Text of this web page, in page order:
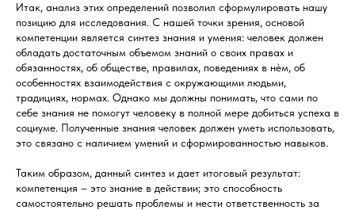
Итак, анализ этих определений позволил сформулировать нашу
позицию для исследования. С нашей точки зрения, основой
компетенции является синтез знания и умения: человек должен
обладать достаточным объемом знаний о своих правах и
обязанностях, об обществе, правилах, поведениях в нѐм, об
особенностях взаимодействия с окружающими людьми,
традициях, нормах. Однако мы должны понимать, что сами по
себе знания не помогут человеку в полной мере добиться успеха в
социуме. Полученные знания человек должен уметь использовать,
это связано с наличием умений и сформированностью навыков.
Таким образом, данный синтез и дает итоговый результат:
компетенция – это знание в действии; это способность
самостоятельно решать проблемы и нести ответственность за